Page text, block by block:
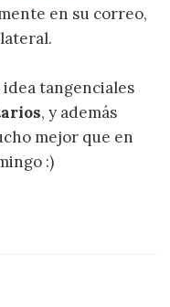
en su correo,
idea tangenciales
, y además
mejor que en
:)